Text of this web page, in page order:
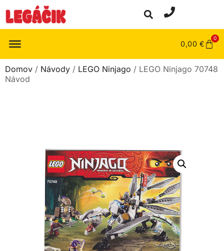
0,00 €
0
Domov / Návody / LEGO Ninjago / LEGO Ninjago 70748
Návod